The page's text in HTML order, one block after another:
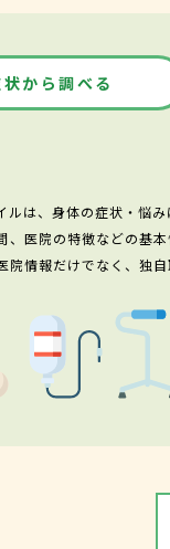
から調べる
ルは、身体の症状・悩
医院の特徴などの基
院情報だけでなく、独